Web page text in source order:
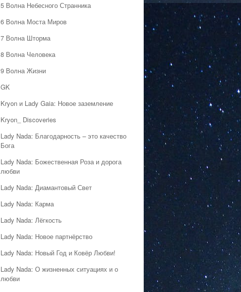
5 Волна Небесного Странника
6 Волна Моста Миров
7 Волна Шторма
8 Волна Человека
9 Волна Жизни
GK
Kryon и Lady Gaia: Новое заземление
Kryon_ Discoveries
Lady Nada: Благодарность – это качество
Бога
Lady Nada: Божественная Роза и дорога
любви
Lady Nada: Диамантовый Свет
Lady Nada: Карма
Lady Nada: Лёгкость
Lady Nada: Новое партнёрство
Lady Nada: Новый Год и Ковёр Любви!
Lady Nada: О жизненных ситуациях и о
любви